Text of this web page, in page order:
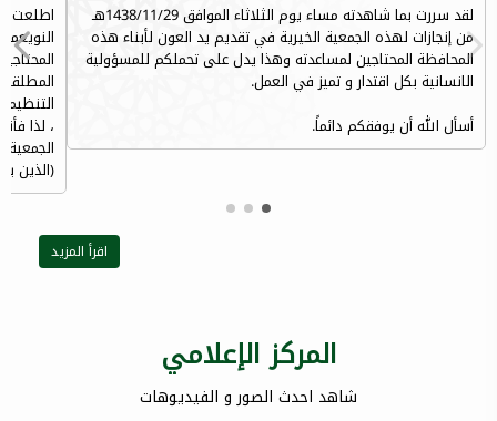
لقد سررت بما شاهدته مساء يوم الثلاثاء الموافق 1438/11/29هـ
من إنجازات لهذه الجمعية الخيرية في تقديم يد العون لأبناء هذه
المحافظة المحتاجين لمساعدته وهذا يدل على تحملكم للمسؤولية
الانسانية بكل اقتدار و تميز في العمل.
أسأل الله أن يوفقكم دائماً.
اطلعت
، لذا
(الذين
اقرأ المزيد
المركز الإعلامي
شاهد احدث الصور و الفيديوهات